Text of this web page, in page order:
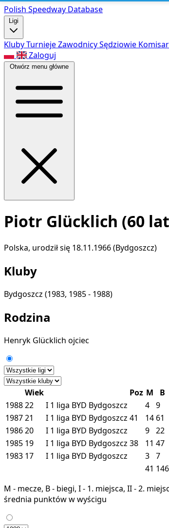
Polish Speedway Database
Ligi
KlubyTurniejeZawodnicySędziowie
Zaloguj
Otwórz menu główne
Piotr Glücklich (60
Polska, urodził się 18.11.1966 (Bydgoszcz)
Kluby
Bydgoszcz (1983, 1985 - 1988)
Rodzina
Henryk Glücklich ojciec
Wiek Poz M B
198822 I 1 liga BYD Bydgoszcz 4 9
198721 I 1 liga BYD Bydgoszcz 41 14 61
198620 I 1 liga BYD Bydgoszcz 9 22
1985 19 I 1 liga BYD Bydgoszcz 38 11 47
1983 17 I 1 liga BYD Bydgoszcz 3 7
41 146
M - mecze, B - biegi, I - 1. miejsca, II - 2.
średnia punktów w wyścigu